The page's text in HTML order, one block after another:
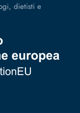
dietisti e